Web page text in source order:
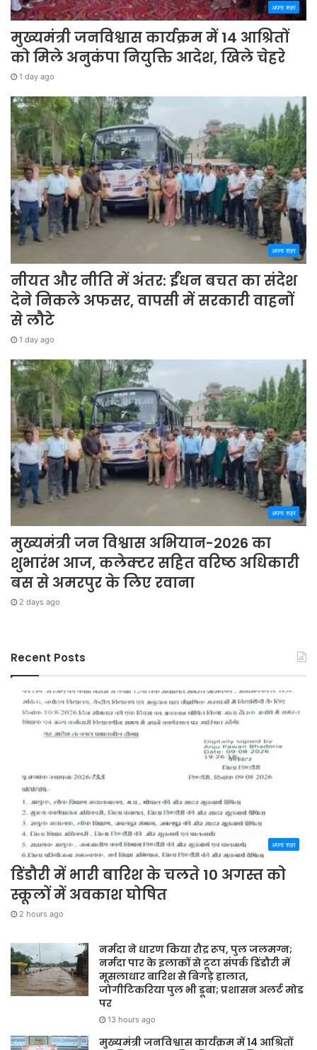
अपना शहर
मुख्यमंत्री जनविश्वास कार्यक्रम में 14 आश्रितों
को मिले अनुकंपा नियुक्ति आदेश, खिले चेहरे
1 day ago
अपना शहर
नीयत और नीति में अंतर: ईंधन बचत का संदेश
देने निकले अफसर, वापसी में सरकारी वाहनों
से लौटे
1 day ago
अपना शहर
मुख्यमंत्री जन विश्वास अभियान-2026 का
शुभारंभ आज, कलेक्टर सहित वरिष्ठ अधिकारी
बस से अमरपुर के लिए रवाना
2 days ago
Recent Posts
अपना शहर
डिंडौरी में भारी बारिश के चलते 10 अगस्त को
स्कूलों में अवकाश घोषित
2 hours ago
नर्मदा ने धारण किया रौद्र रूप, पुल जलमग्न;
नर्मदा पार के इलाकों से टूटा संपर्क डिंडौरी में
मूसलाधार बारिश से बिगड़े हालात,
जोगीटिकरिया पुल भी डूबा; प्रशासन अलर्ट मोड
पर
13 hours ago
मुख्यमंत्री जनविश्वास कार्यक्रम में 14 आश्रितों